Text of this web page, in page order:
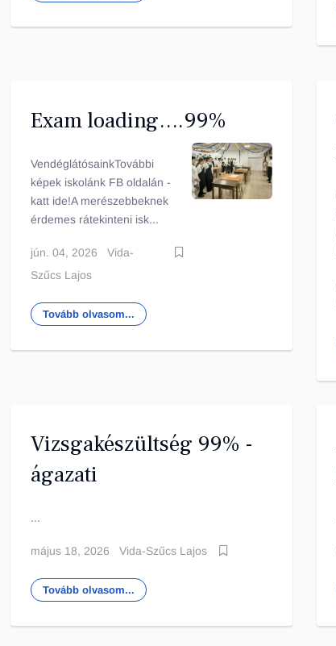
Exam loading….99%
VendéglátósainkTovábbi
képek iskolánk FB oldalán -
katt ide!A merészebbeknek
érdemes rátekinteni isk...
jún. 04, 2026
Vida-
Szűcs Lajos
Tovább olvasom...
Vizsgakészültség 99% -
ágazati
...
május 18, 2026 Vida-Szűcs Lajos
Tovább olvasom...